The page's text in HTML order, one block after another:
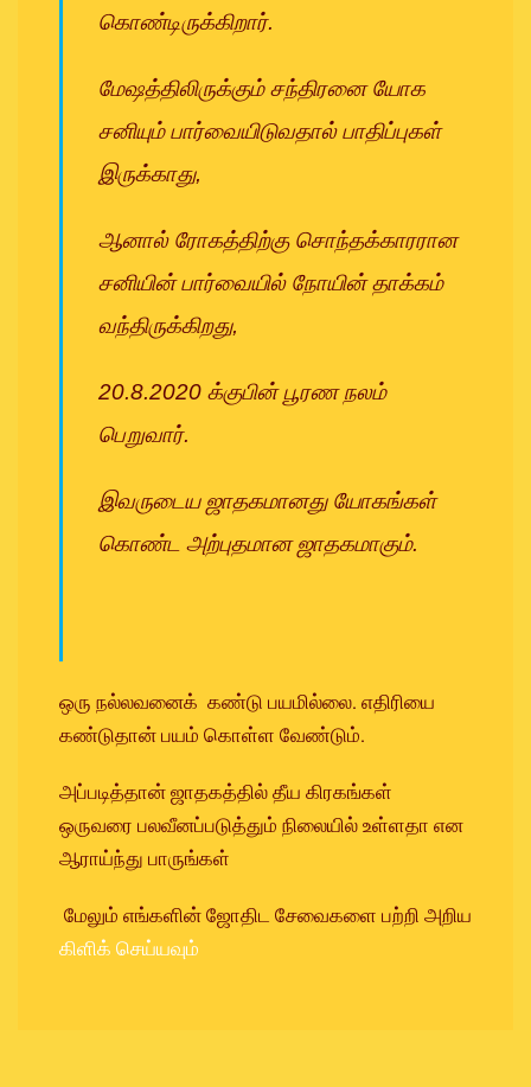
கொண்டிருக்கிறார்.
மேஷத்திலிருக்கும் சந்திரனை யோக
சனியும் பார்வையிடுவதால் பாதிப்புகள்
இருக்காது,
ஆனால் ரோகத்திற்கு சொந்தக்காரரான
சனியின் பார்வையில் நோயின் தாக்கம்
வந்திருக்கிறது,
20.8.2020 க்குபின் பூரண நலம்
பெறுவார்.
இவருடைய ஜாதகமானது யோகங்கள்
கொண்ட அற்புதமான ஜாதகமாகும்.
ஒரு நல்லவனைக் கண்டு பயமில்லை. எதிரியை
கண்டுதான் பயம் கொள்ள வேண்டும்.
அப்படித்தான் ஜாதகத்தில் தீய கிரகங்கள்
ஒருவரை பலவீனப்படுத்தும் நிலையில் உள்ளதா என
ஆராய்ந்து பாருங்கள்
மேலும் எங்களின் ஜோதிட சேவைகளை பற்றி அறிய
கிளிக் செய்யவும்